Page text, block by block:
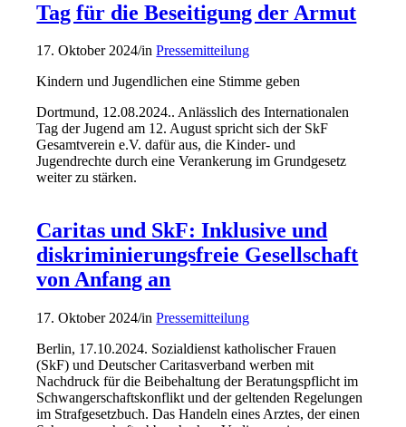
Tag für die Beseitigung der Armut
17. Oktober 2024/inPressemitteilung
Kindern und Jugendlichen eine Stimme geben
Dortmund, 12.08.2024.. Anlässlich des Internationalen
Tag der Jugend am 12. August spricht sich der SkF
Gesamtverein e.V. dafür aus, die Kinder- und
Jugendrechte durch eine Verankerung im Grundgesetz
weiter zu stärken.
Caritas und SkF: Inklusive und
diskriminierungsfreie Gesellschaft
von Anfang an
17. Oktober 2024/inPressemitteilung
Berlin, 17.10.2024. Sozialdienst katholischer Frauen
(SkF) und Deutscher Caritasverband werben mit
Nachdruck für die Beibehaltung der Beratungspflicht im
Schwangerschaftskonflikt und der geltenden Regelungen
im Strafgesetzbuch. Das Handeln eines Arztes, der einen